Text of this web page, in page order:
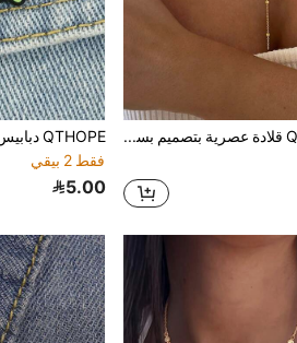
QTHOPE قلادة عصرية بتصميم بسيط على شكل حرف Y مزينة بالشرابات والخرز متعددة الطبقات، هدية مناسبة للمناسبات
فقط 2 بيقي
5.00